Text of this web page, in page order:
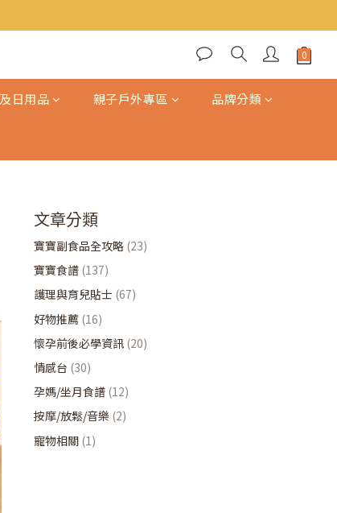
日用品 親子戶外專區 品牌分類
文章分類
寶寶副食品全攻略 (23)
寶寶食譜 (137)
護理與育兒貼士 (67)
好物推薦 (16)
懷孕前後必學資訊 (20)
情感台 (30)
孕媽/坐月食譜 (12)
按摩/放鬆/音樂 (2)
寵物相關 (1)